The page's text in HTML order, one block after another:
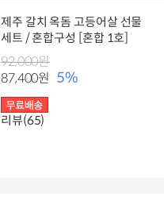
제주 갈치 옥돔 고등어살 선물
세트 / 혼합구성 [혼합 1호]
92,000원
87,400원 5%
리뷰(65)